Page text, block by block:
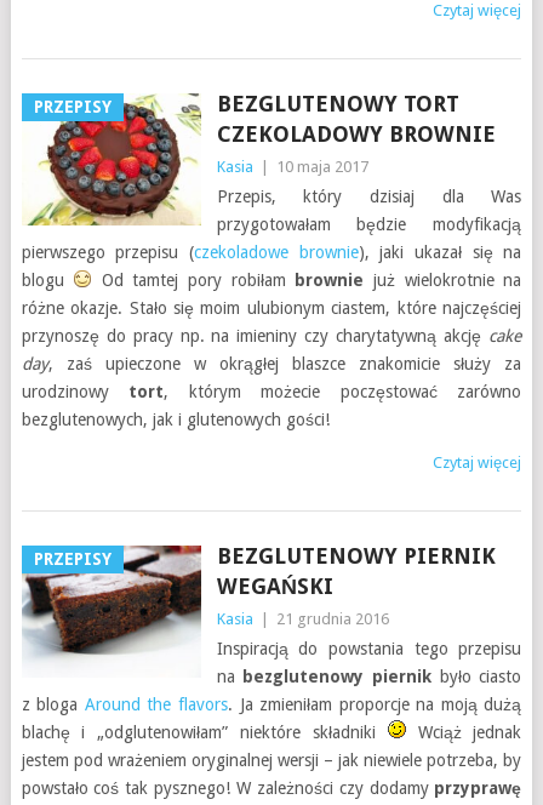
Czytaj więcej
PRZEPISY
BEZGLUTENOWY TORT
CZEKOLADOWY BROWNIE
Kasia 10 maja 2017
Przepis, który dzisiaj dla Was
przygotowałam będzie modyfikacją
pierwszego przepisu (czekoladowe brownie), jaki ukazał się na
blogu
Od tamtej pory robiłam brownie już wielokrotnie na
różne okazje. Stało się moim ulubionym ciastem, które najczęściej
przynoszę do pracy np. na imieniny czy charytatywną akcję cake
day, zaś upieczone w okrągłej blaszce znakomicie służy za
urodzinowy tort, którym możecie poczęstować zarówno
bezglutenowych, jak i glutenowych gości!
Czytaj więcej
PRZEPISY
BEZGLUTENOWY PIERNIK
WEGAŃSKI
Kasia 21 grudnia 2016
Inspiracją do powstania tego przepisu
na
bezglutenowy piernikbyło ciasto
z bloga Around the flavors. Ja zmieniłam proporcje na moją dużą
blachę i „odglutenowiłam” niektóre składniki
Wciąż jednak
jestem pod wrażeniem oryginalnej wersji – jak niewiele potrzeba, by
powstało coś tak pysznego! W zależności czy dodamy przyprawę